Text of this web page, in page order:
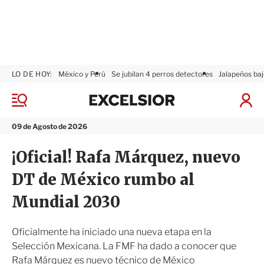
M
n
09 de Agosto de 2026
LO DE HOY: México y Perú Se jubilan 4 perros detectores Jalapeños
I
x
i
r
¡Oficial! Rafa Márquez, nuevo
DT de México rumbo al
Mundial 2030
Oficialmente ha iniciado una nueva etapa en la
Selección Mexicana. La FMF ha dado a conocer que
Rafa Márquez es nuevo técnico de México